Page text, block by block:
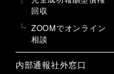
回収
ZOOMでオンライン
相談
内部通報社外窓口